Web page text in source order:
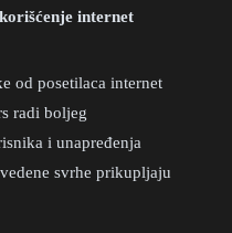
internet
od posetilaca internet
radi boljeg
i unapređenja
svrhe prikupljaju